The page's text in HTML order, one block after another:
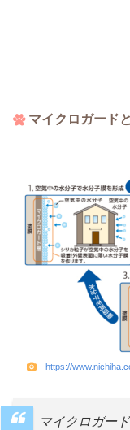
マイクロガード
https://
マイクロガー